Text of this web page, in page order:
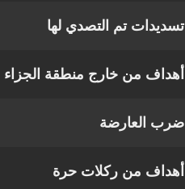
تسديدات تم التصدي لها
أهداف من خارج منطقة الجزاء
ضرب العارضة
أهداف من ركلات حرة